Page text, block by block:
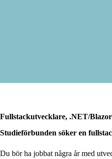
Fullstackutvecklare, .NET/
Studieförbunden söker en
Du bör ha jobbat några år med